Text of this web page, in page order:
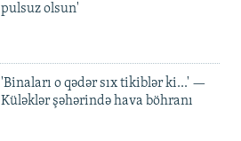
pulsuz olsun'
'Binaları o qədər sıx tikiblər ki...' —
Küləklər şəhərində hava böhranı